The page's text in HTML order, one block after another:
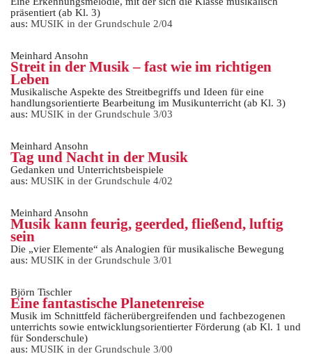
präsentiert (ab Kl. 3)
aus: MUSIK in der Grundschule 2/04
Meinhard Ansohn
Streit in der Musik – fast wie im richtigen
Leben
Musikalische Aspekte des Streitbegriffs und Ideen für eine
handlungsorientierte Bearbeitung im Musikunterricht (ab Kl. 3)
aus: MUSIK in der Grundschule 3/03
Meinhard Ansohn
Tag und Nacht in der Musik
Gedanken und Unterrichtsbeispiele
aus: MUSIK in der Grundschule 4/02
Meinhard Ansohn
Musik kann feurig, geerded, fließend, luftig
sein
Die „vier Elemente“ als Analogien für musikalische Bewegung
aus: MUSIK in der Grundschule 3/01
Björn Tischler
Eine fantastische Planetenreise
Musik im Schnittfeld fächerübergreifenden und fachbezogenen
unterrichts sowie entwicklungsorientierter Förderung (ab Kl. 1 und
für Sonderschule)
aus: MUSIK in der Grundschule 3/00